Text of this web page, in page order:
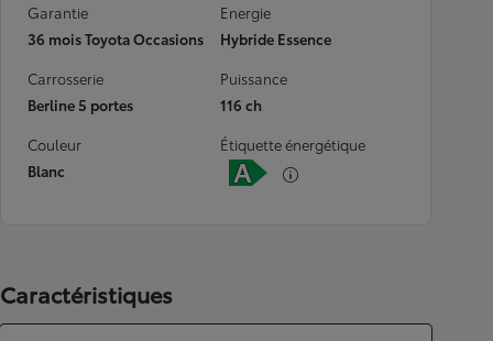
Garantie
36 mois Toyota Occasions
Energie
Hybride Essence
Carrosserie
Berline 5 portes
Puissance
116 ch
Couleur
Blanc
Étiquette énergétique
Caractéristiques